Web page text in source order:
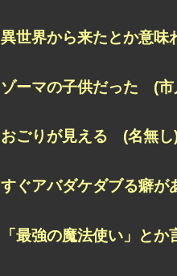
異世界から来たとか意
ゾーマの子供だった (市
おごりが見える (名無し
すぐアバダケダブる癖
「最強の魔法使い」と